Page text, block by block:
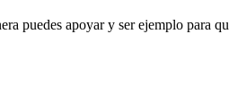
puedes apoyar y ser ejemplo para